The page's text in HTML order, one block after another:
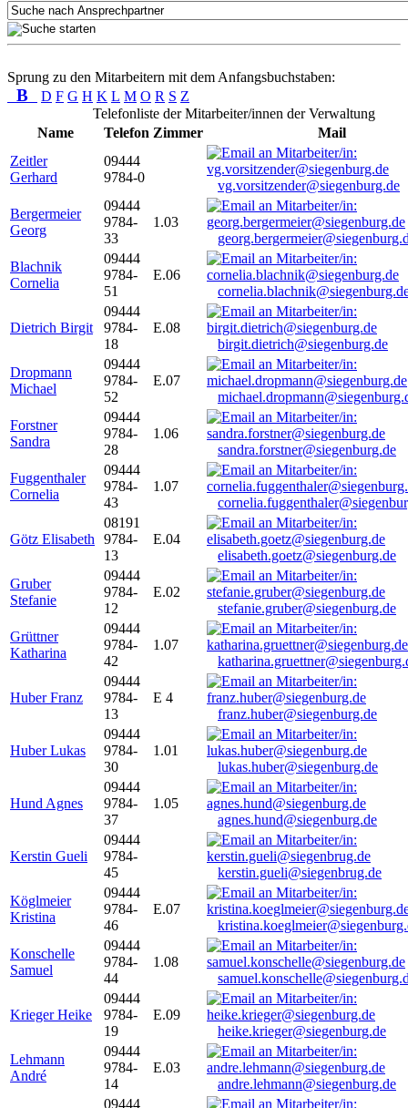
Sprung zu den Mitarbeitern mit dem Anfangsbuchstaben:
B D F G H K L M O R S Z
Telefonliste der Mitarbeiter/innen der Verwaltung
Name
Telefon Zimmer
Mail
Zeitler
Gerhard
09444
9784-0
vg.vorsitzender@siegenburg.de
Bergermeier
Georg
09444
9784-
33
1.03
Blachnik
Cornelia
09444
9784-
51
E.06
Dietrich Birgit
09444
9784-
18
E.08
birgit.dietrich@siegenburg.de
Dropmann
Michael
09444
9784-
52
E.07
Forstner
Sandra
09444
9784-
28
1.06
sandra.forstner@siegenburg.de
Fuggenthaler
Cornelia
09444
9784-
43
1.07
Götz Elisabeth
08191
9784-
13
E.04
elisabeth.goetz@siegenburg.de
Gruber
Stefanie
09444
9784-
12
E.02
stefanie.gruber@siegenburg.de
Grüttner
Katharina
09444
9784-
42
1.07
Huber Franz
09444
9784-
13
E 4
franz.huber@siegenburg.de
Huber Lukas
09444
9784-
30
1.01
lukas.huber@siegenburg.de
Hund Agnes
09444
9784-
37
1.05
agnes.hund@siegenburg.de
Kerstin Gueli
09444
9784-
45
kerstin.gueli@siegenbrug.de
Köglmeier
Kristina
09444
9784-
46
E.07
Konschelle
Samuel
09444
9784-
44
1.08
Krieger Heike
09444
9784-
19
E.09
heike.krieger@siegenburg.de
Lehmann
André
09444
9784-
14
E.03
andre.lehmann@siegenburg.de
09444